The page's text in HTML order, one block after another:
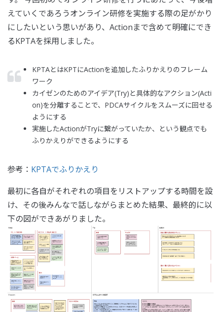
えていくであろうオンライン研修を実施する際の足がかり
にしたいという思いがあり、Actionまで含めて明確にでき
るKPTAを採用しました。
KPTAとはKPTにActionを追加したふりかえりのフレーム
ワーク
カイゼンのためのアイデア(Try)と具体的なアクション(Acti
on)を分離することで、PDCAサイクルをスムーズに回せる
ようにする
実施したActionがTryに繋がっていたか、という観点でも
ふりかえりができるようにする
参考： KPTAでふりかえり
最初に各自がそれぞれの項目をリストアップする時間を設
け、その後みんなで話しながらまとめた結果、最終的に以
下の図ができあがりました。